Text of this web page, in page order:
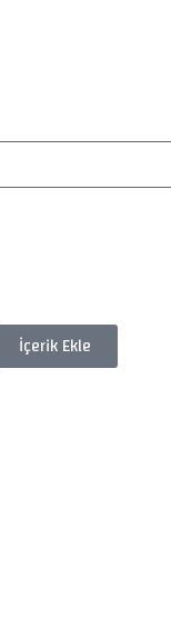
İçerik Ekle